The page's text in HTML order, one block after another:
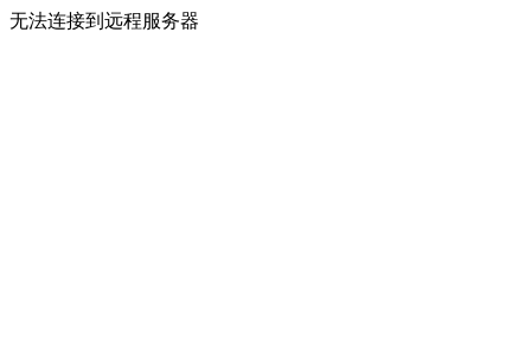
无法连接到远程服务器